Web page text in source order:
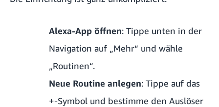
Alexa-App öffnen: Tippe unten in der
Navigation auf „Mehr“ und wähle
„Routinen“.
Neue Routine anlegen: Tippe auf das
+-Symbol und bestimme den Auslöser